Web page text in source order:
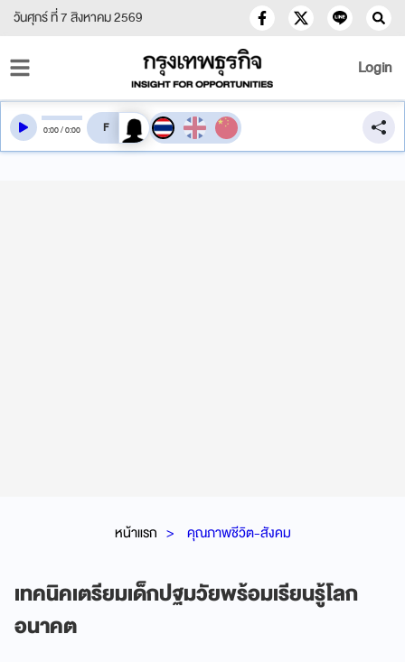
วันศุกร์ ที่ 7 สิงหาคม 2569
Login
หน้าแรก คุณภาพชีวิต-สังคม
เทคนิคเตรียมเด็กปฐมวัยพร้อมเรียนรู้โลก
อนาคต
0:00/0:00 สลับเสียงอ่าน